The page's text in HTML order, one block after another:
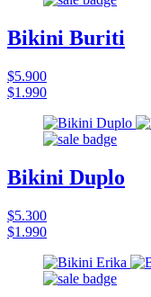
Bikini Buriti
$5.900
$1.990
Bikini Duplo
$5.300
$1.990